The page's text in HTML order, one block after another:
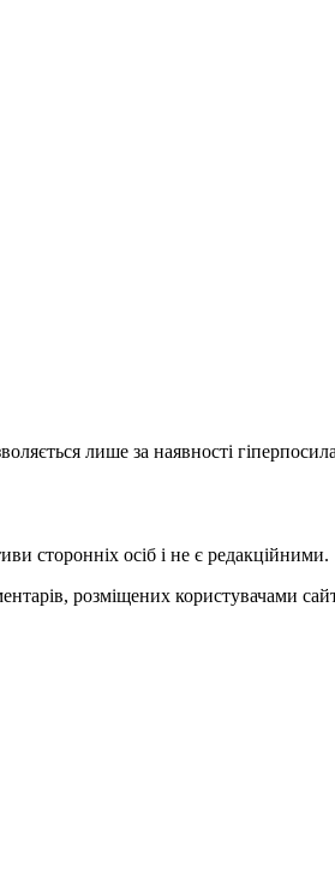
лише за наявності
сторонніх осіб і не є редакційними.
розміщених користувачами